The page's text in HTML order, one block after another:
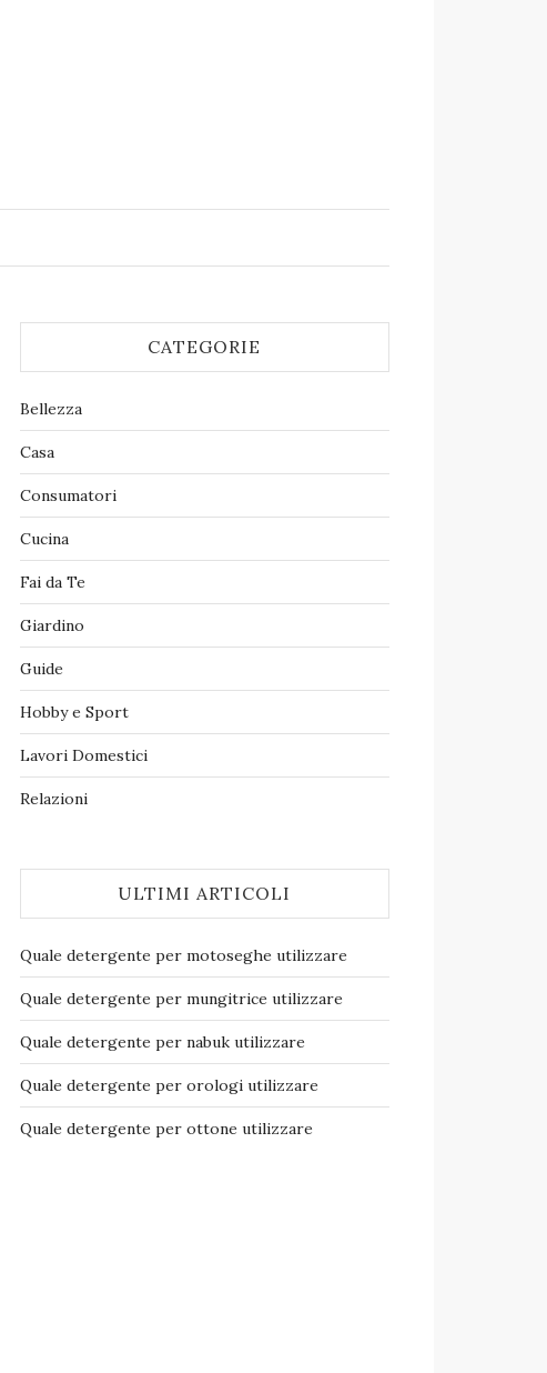
CATEGORIE
Bellezza
Casa
Consumatori
Cucina
Fai da Te
Giardino
Guide
Hobby e Sport
Lavori Domestici
Relazioni
ULTIMI ARTICOLI
Quale detergente per motoseghe​ utilizzare
Quale detergente per mungitrice​ utilizzare
Quale detergente per nabuk​ utilizzare
Quale detergente per orologi​ utilizzare
Quale detergente per ottone​ utilizzare